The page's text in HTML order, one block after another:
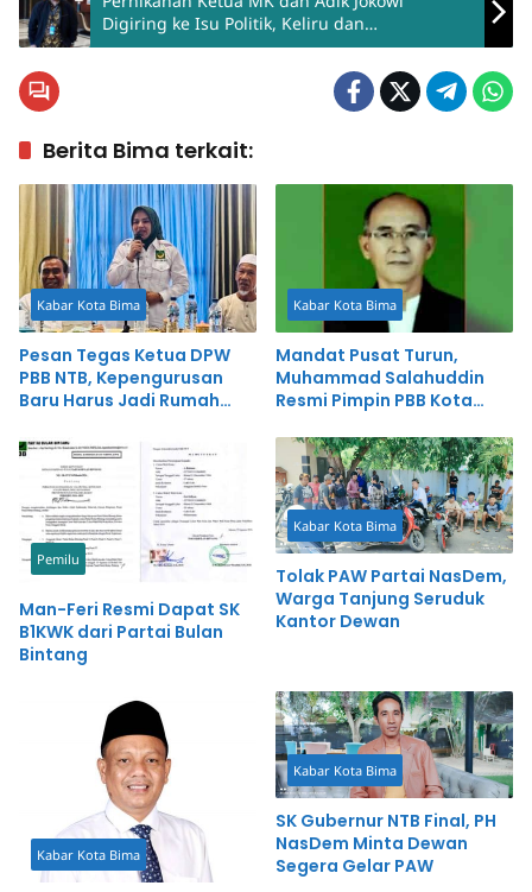
Digiring ke Isu Politik, Keliru dan
Menyesatkan
Berita Bima terkait:
Kabar Kota Bima
Pesan Tegas Ketua DPW
PBB NTB, Kepengurusan
Baru Harus Jadi Rumah
Partai
Kabar Kota Bima
Mandat Pusat Turun,
Muhammad Salahuddin
Resmi Pimpin PBB Kota
Pemilu
Man-Feri Resmi Dapat SK
B1KWK dari Partai Bulan
Bintang
Kabar Kota Bima
Tolak PAW Partai NasDem,
Warga Tanjung Seruduk
Kantor Dewan
Kabar Kota Bima
Kabar Kota Bima
SK Gubernur NTB Final, PH
NasDem Minta Dewan
Segera Gelar PAW